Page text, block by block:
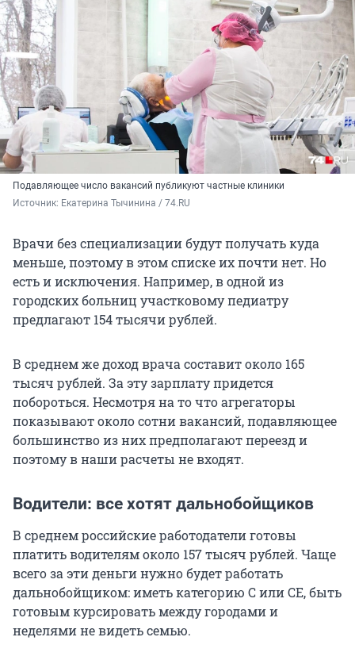
Подавляющее число вакансий публикуют частные клиники
Источник: Екатерина Тычинина / 74.RU
Врачи без специализации будут получать куда
меньше, поэтому в этом списке их почти нет. Но
есть и исключения. Например, в одной из
городских больниц участковому педиатру
предлагают 154 тысячи рублей.
В среднем же доход врача составит около 165
тысяч рублей. За эту зарплату придется
побороться. Несмотря на то что агрегаторы
показывают около сотни вакансий, подавляющее
большинство из них предполагают переезд и
поэтому в наши расчеты не входят.
Водители: все хотят дальнобойщиков
В среднем российские работодатели готовы
платить водителям около 157 тысяч рублей. Чаще
всего за эти деньги нужно будет работать
дальнобойщиком: иметь категорию C или СЕ, быть
готовым курсировать между городами и
неделями не видеть семью.